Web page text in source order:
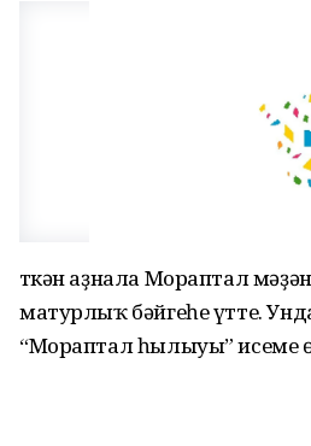
Үткән аҙнала Мораптал
матурлыҡ бәйгеһе үтте.
“Мораптал һылыуы” исеме